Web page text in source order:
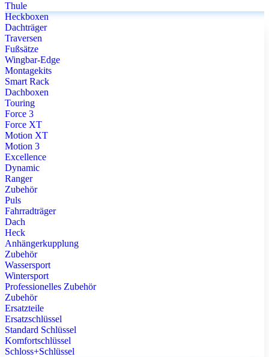
Thule
Heckboxen
Dachträger
Traversen
Fußsätze
Wingbar-Edge
Montagekits
Smart Rack
Dachboxen
Touring
Force 3
Force XT
Motion XT
Motion 3
Excellence
Dynamic
Ranger
Zubehör
Puls
Fahrradträger
Dach
Heck
Anhängerkupplung
Zubehör
Wassersport
Wintersport
Professionelles Zubehör
Zubehör
Ersatzteile
Ersatzschlüssel
Standard Schlüssel
Komfortschlüssel
Schloss+Schlüssel